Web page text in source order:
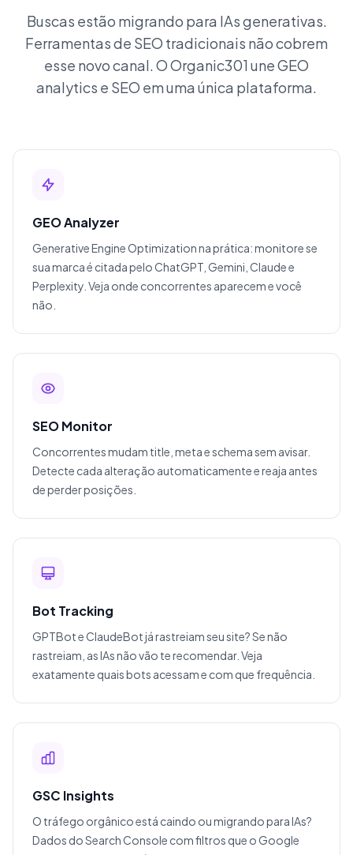
Buscas estão migrando para IAs generativas.
Ferramentas de SEO tradicionais não cobrem
esse novo canal. O Organic301 une GEO
analytics e SEO em uma única plataforma.
GEO Analyzer
Generative Engine Optimization na prática: monitore se
sua marca é citada pelo ChatGPT, Gemini, Claude e
Perplexity. Veja onde concorrentes aparecem e você
não.
SEO Monitor
Concorrentes mudam title, meta e schema sem avisar.
Detecte cada alteração automaticamente e reaja antes
de perder posições.
Bot Tracking
GPTBot e ClaudeBot já rastreiam seu site? Se não
rastreiam, as IAs não vão te recomendar. Veja
exatamente quais bots acessam e com que frequência.
GSC Insights
O tráfego orgânico está caindo ou migrando para IAs?
Dados do Search Console com filtros que o Google